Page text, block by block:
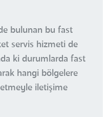
bulunan bu fast
servis hizmeti de
ki durumlarda fast
hangi bölgelere
iletişime